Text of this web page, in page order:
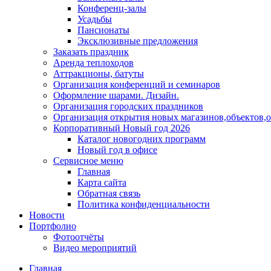
Конференц-залы
Усадьбы
Пансионаты
Эксклюзивные предложения
Заказать праздник
Аренда теплоходов
Аттракционы, батуты
Организация конференций и семинаров
Оформление шарами. Дизайн.
Организация городских праздников
Организация открытия новых
Корпоративный Новый год 2026
Каталог новогодних программ
Новый год в офисе
Сервисное меню
Главная
Карта сайта
Обратная связь
Политика конфиденциальности
Новости
Портфолио
Фотоотчёты
Видео мероприятий
Главная